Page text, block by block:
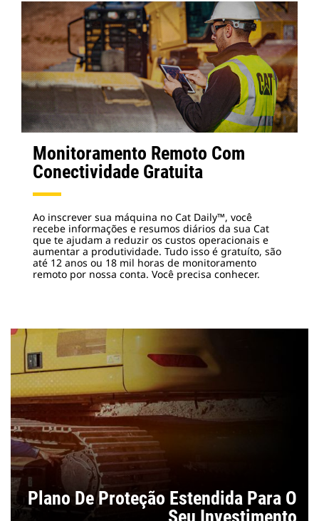
Monitoramento Remoto Com
Conectividade Gratuita
Ao inscrever sua máquina no Cat Daily™, você
recebe informações e resumos diários da sua Cat
que te ajudam a reduzir os custos operacionais e
aumentar a produtividade. Tudo isso é gratuíto, são
até 12 anos ou 18 mil horas de monitoramento
remoto por nossa conta. Você precisa conhecer.
Plano De Proteção Estendida Para O
Seu Investimento